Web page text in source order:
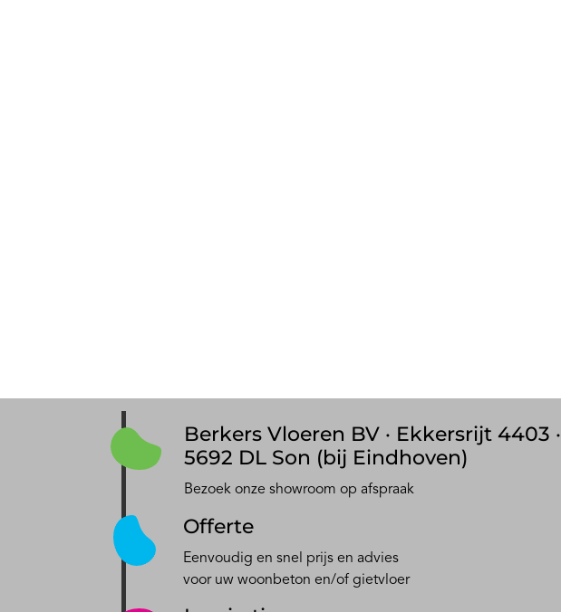
Berkers Vloeren BV · Ekkersrijt 4403 ·
5692 DL Son (bij Eindhoven)
Bezoek onze showroom op afspraak
Offerte
Eenvoudig en snel prijs en advies
voor uw woonbeton en/of gietvloer